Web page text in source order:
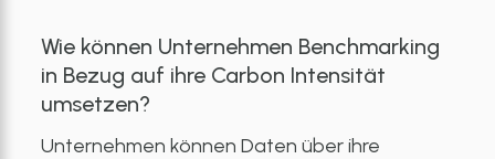
Wie können Unternehmen Benchmarking
in Bezug auf ihre Carbon Intensität
umsetzen?
Unternehmen können Daten über ihre